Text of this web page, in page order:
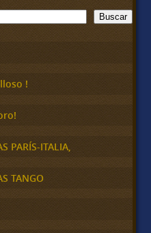
Buscar
!
PARÍS-ITALIA,
TANGO